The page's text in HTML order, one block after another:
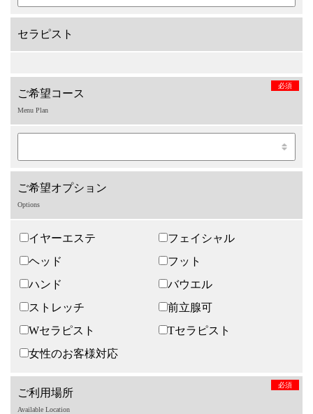
セラピスト
ご希望コース
必須
Menu Plan
ご希望オプション
Options
イヤーエステ
フェイシャル
ヘッド
フット
ハンド
バウエル
ストレッチ
前立腺可
Wセラピスト
Tセラピスト
女性のお客様対応
ご利用場所
必須
Available Location